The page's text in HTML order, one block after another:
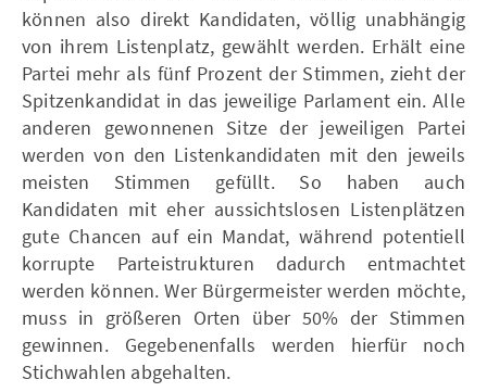
können also direkt Kandidaten, völlig unabhängig
von ihrem Listenplatz, gewählt werden. Erhält eine
Partei mehr als fünf Prozent der Stimmen, zieht der
Spitzenkandidat in das jeweilige Parlament ein. Alle
anderen gewonnenen Sitze der jeweiligen Partei
werden von den Listenkandidaten mit den jeweils
meisten Stimmen gefüllt. So haben auch
Kandidaten mit eher aussichtslosen Listenplätzen
gute Chancen auf ein Mandat, während potentiell
korrupte Parteistrukturen dadurch entmachtet
werden können. Wer Bürgermeister werden möchte,
muss in größeren Orten über 50% der Stimmen
gewinnen. Gegebenenfalls werden hierfür noch
Stichwahlen abgehalten.